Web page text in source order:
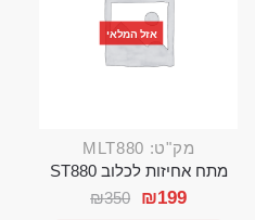
אזל המלאי
מק"ט: MLT880
מתח אחיזות לכלוב ST880
₪350 ₪199